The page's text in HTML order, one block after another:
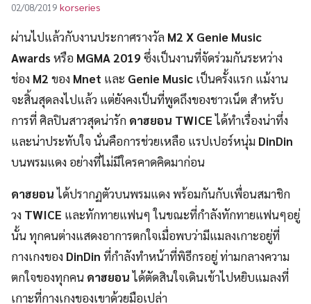
02/08/2019 korseries
ผ่านไปแล้วกับงานประกาศรางวัล M2 X Genie Music
Awardsหรือ MGMA 2019ซึ่งเป็นงานที่จัดร่วมกันระหว่าง
ช่อง M2 ของ Mnet และ Genie Music เป็นครั้งแรก แม้งาน
จะสิ้นสุดลงไปแล้ว แต่ยังคงเป็นที่พูดถึงของชาวเน็ต สำหรับ
การที่ ศิลปินสาวสุดน่ารัก ดาฮยอน TWICEได้ทำเรื่องน่าทึ่ง
และน่าประทับใจ นั่นคือการช่วยเหลือ แรปเปอร์หนุ่ม DinDin
บนพรมแดง อย่างที่ไม่มีใครคาดคิดมาก่อน
ดาฮยอนได้ปรากฏตัวบนพรมแดง พร้อมกันกับเพื่อนสมาชิก
วง TWICE และทักทายแฟนๆ ในขณะที่กำลังทักทายแฟนๆอยู่
นั้น ทุกคนต่างแสดงอาการตกใจเมื่อพบว่ามีแมลงเกาะอยู่ที่
กางเกงของ DinDin ที่กำลังทำหน้าที่พิธีกรอยู่ ท่ามกลางความ
ตกใจของทุกคน ดาฮยอนได้ตัดสินใจเดินเข้าไปหยิบแมลงที่
เกาะที่กางเกงของเขาด้วยมือเปล่า